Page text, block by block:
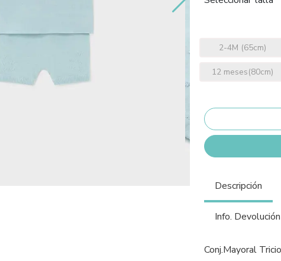
2-4M (65cm)
12 meses(80cm)
Descripción
Info. Devolución
Conj.Mayoral